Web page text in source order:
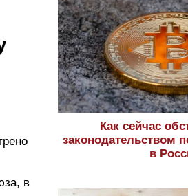
в
Как сейчас
законодательством
в